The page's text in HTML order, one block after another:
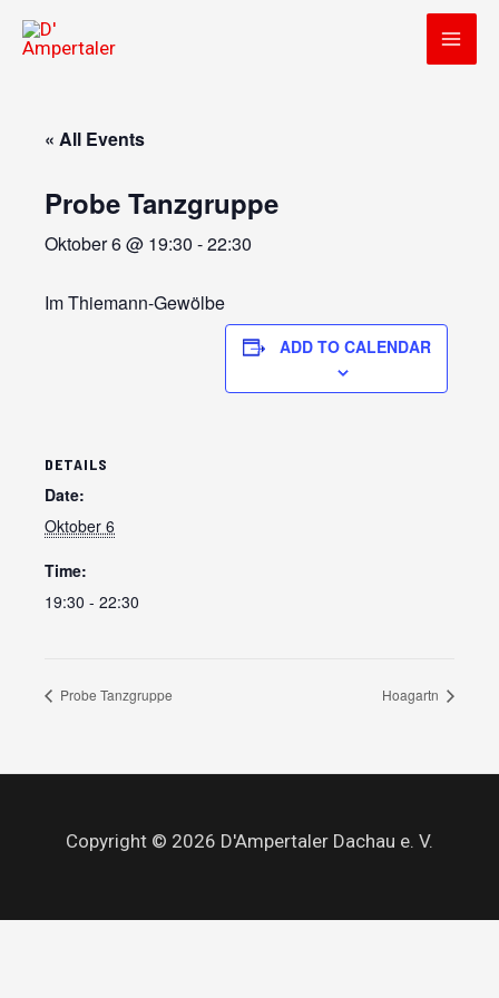
Zum
Inhalt
« All Events
Probe Tanzgruppe
Oktober 6 @ 19:30 -22:30
Im Thiemann-Gewölbe
ADD TO CALENDAR
DETAILS
Date:
Oktober 6
Time:
19:30 - 22:30
Probe Tanzgruppe Hoagartn
Copyright © 2026 D'Ampertaler Dachau e. V.